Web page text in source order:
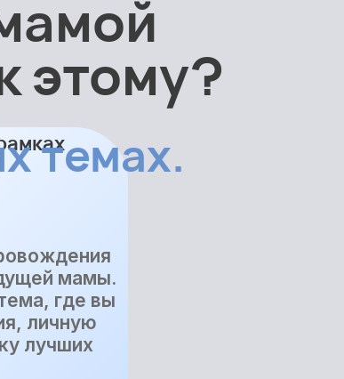
мамы.
где вы
личную
лучших
темах.
этому?